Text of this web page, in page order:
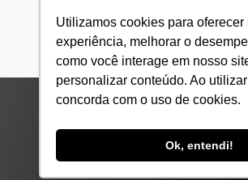
Utilizamos cookies para oferecer
experiência, melhorar o
como você interage em nosso
personalizar conteúdo. Ao
concorda com o uso de cookies.
Ok, entendi!
© 2022 Todos Direitos Reservados -
Comunicação Digital
Desde 2005 até hoje.In hoc